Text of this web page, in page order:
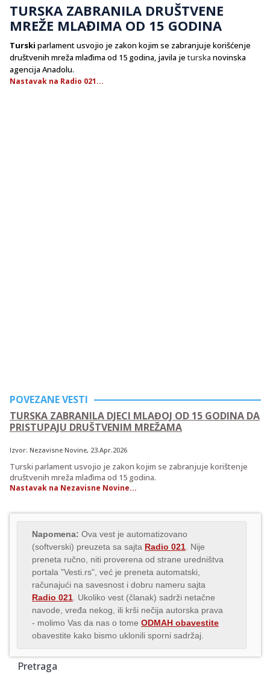
TURSKA ZABRANILA DRUŠTVENE
MREŽE MLAĐIMA OD 15 GODINA
Turski parlament usvojio je zakon kojim se zabranjuje korišćenje
društvenih mreža mlađima od 15 godina, javila jeturska novinska
agencija Anadolu.
Nastavak na Radio 021...
POVEZANE VESTI
TURSKA ZABRANILA DJECI MLAĐOJ OD 15 GODINA DA
PRISTUPAJU DRUŠTVENIM MREŽAMA
Izvor: Nezavisne Novine, 23.Apr.2026
Turski parlament usvojio je zakon kojim se zabranjuje korištenje
društvenih mreža mlađima od 15 godina.
Nastavak na Nezavisne Novine...
Napomena: Ova vest je automatizovano
(softverski) preuzeta sa sajta Radio 021 . Nije
preneta ručno, niti proverena od strane uredništva
portala "Vesti.rs", već je preneta automatski,
računajući na savesnost i dobru nameru sajta
Radio 021 . Ukoliko vest (članak) sadrži netačne
navode, vređa nekog, ili krši nečija autorska prava
- molimo Vas da nas o tome ODMAH obavestite
obavestite kako bismo uklonili sporni sadržaj.
Pretraga